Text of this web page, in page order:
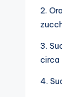
2.
3.
circa
4.